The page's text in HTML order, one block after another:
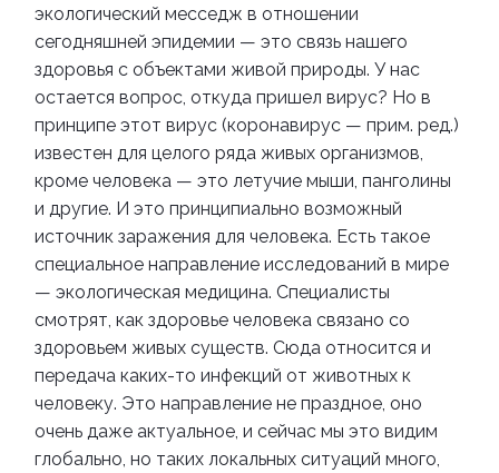
экологический месседж в отношении
сегодняшней эпидемии — это связь нашего
здоровья с объектами живой природы. У нас
остается вопрос, откуда пришел вирус? Но в
принципе этот вирус (коронавирус — прим. ред.)
известен для целого ряда живых организмов,
кроме человека — это летучие мыши, панголины
и другие. И это принципиально возможный
источник заражения для человека. Есть такое
специальное направление исследований в мире
— экологическая медицина. Специалисты
смотрят, как здоровье человека связано со
здоровьем живых существ. Сюда относится и
передача каких-то инфекций от животных к
человеку. Это направление не праздное, оно
очень даже актуальное, и сейчас мы это видим
глобально, но таких локальных ситуаций много,